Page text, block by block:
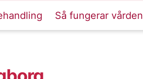
Så fungerar vården